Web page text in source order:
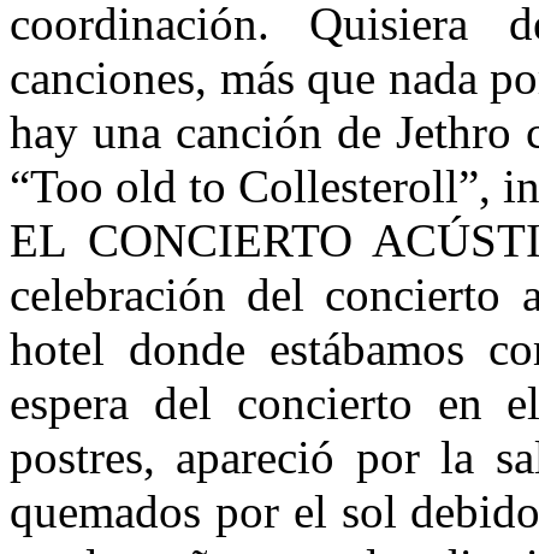
coordinación. Quisiera
canciones, más que nada
hay una canción de Jethro
“Too old to Collesteroll”,
EL CONCIERTO
celebración del concierto
hotel donde estábamos
espera del concierto en
postres, apareció por la
quemados por el sol